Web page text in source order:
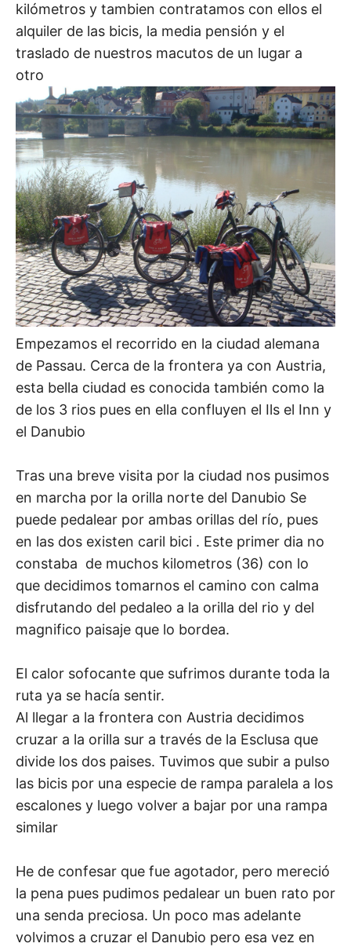
kilómetros y tambien contratamos con ellos el
alquiler de las bicis, la media pensión y el
traslado de nuestros macutos de un lugar a
otro
Empezamos el recorrido en la ciudad alemana
de Passau. Cerca de la frontera ya con Austria,
esta bella ciudad es conocida también como la
de los 3 rios pues en ella confluyen el Ils el Inn y
el Danubio
Tras una breve visita por la ciudad nos pusimos
en marcha por la orilla norte del Danubio Se
puede pedalear por ambas orillas del río, pues
en las dos existen caril bici . Este primer dia no
constaba de muchos kilometros (36) con lo
que decidimos tomarnos el camino con calma
disfrutando del pedaleo a la orilla del rio y del
magnifico paisaje que lo bordea.
El calor sofocante que sufrimos durante toda la
ruta ya se hacía sentir.
Al llegar a la frontera con Austria decidimos
cruzar a la orilla sur a través de la Esclusa que
divide los dos paises. Tuvimos que subir a pulso
las bicis por una especie de rampa paralela a los
escalones y luego volver a bajar por una rampa
similar
He de confesar que fue agotador, pero mereció
la pena pues pudimos pedalear un buen rato por
una senda preciosa. Un poco mas adelante
volvimos a cruzar el Danubio pero esa vez en